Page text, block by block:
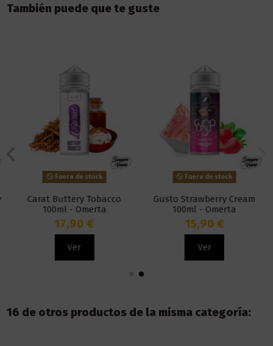
También puede que te guste
Fuera de stock
Carat Buttery Tobacco
100ml - Omerta
17,90 €
Ver
Fuera de stock
Gusto Strawberry Cream
100ml - Omerta
15,90 €
Ver
16 de otros productos de la misma categoría: